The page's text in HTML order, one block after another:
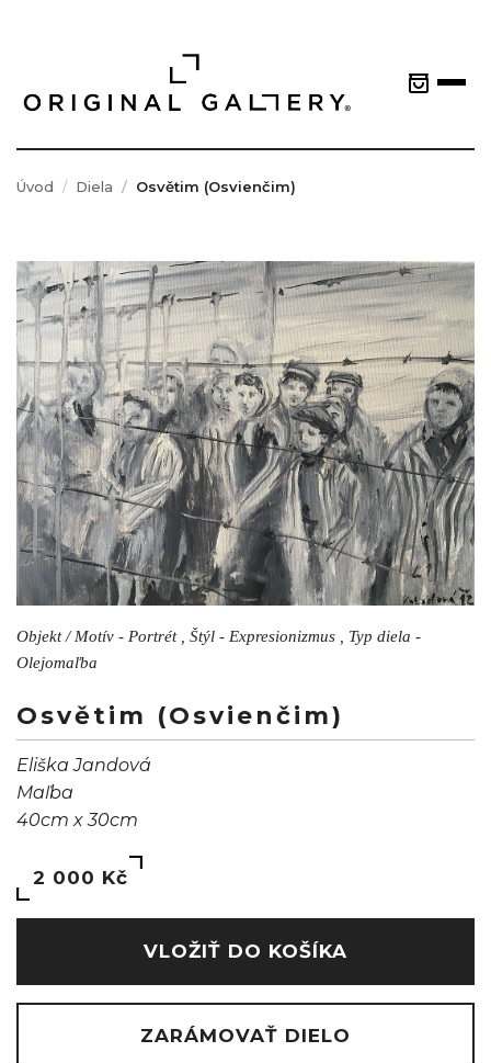
Úvod Diela Osvětim (Osvienčim)
Objekt / Motív - Portrét , Štýl - Expresionizmus , Typ diela -
Olejomaľba
Osvětim (Osvienčim)
Eliška Jandová
Maľba
40cm x 30cm
2 000 Kč
VLOŽIŤ DO KOŠÍKA
ZARÁMOVAŤ DIELO